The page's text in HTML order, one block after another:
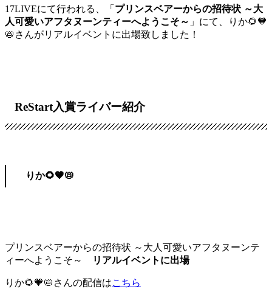
17LIVEにて行われる、「 プリンスベアーからの招待状 ～大
人可愛いアフタヌーンティーへようこそ～ 」にて、りか🌻🧡
📛さんがリアルイベントに出場致しました！
ReStart入賞ライバー紹介
りか🌻🧡📛
プリンスベアーからの招待状 ～大人可愛いアフタヌーンテ
ィーへようこそ～
リアルイベントに出場
りか🌻🧡📛さんの配信はこちら